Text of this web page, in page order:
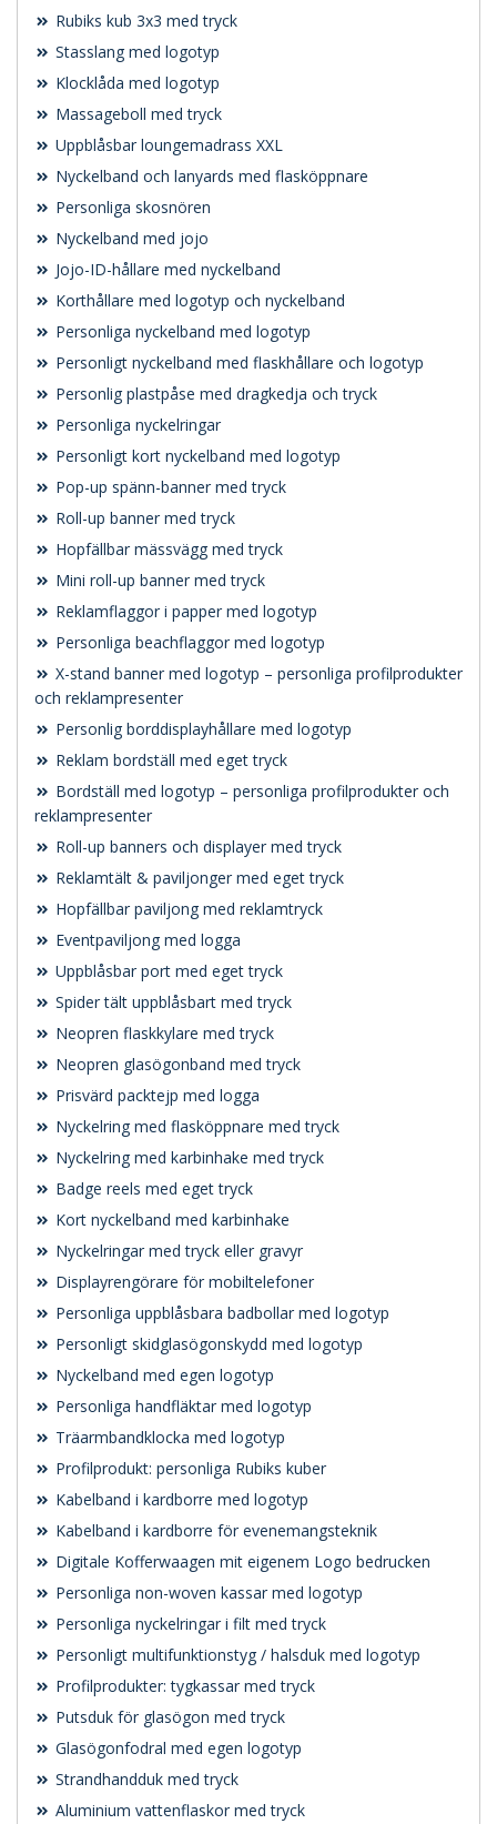
Rubiks kub 3x3 med tryck
Stasslang med logotyp
Klocklåda med logotyp
Massageboll med tryck
Uppblåsbar loungemadrass XXL
Nyckelband och lanyards med flasköppnare
Personliga skosnören
Nyckelband med jojo
Jojo-ID-hållare med nyckelband
Korthållare med logotyp och nyckelband
Personliga nyckelband med logotyp
Personligt nyckelband med flaskhållare och logotyp
Personlig plastpåse med dragkedja och tryck
Personliga nyckelringar
Personligt kort nyckelband med logotyp
Pop-up spänn-banner med tryck
Roll-up banner med tryck
Hopfällbar mässvägg med tryck
Mini roll-up banner med tryck
Reklamflaggor i papper med logotyp
Personliga beachflaggor med logotyp
X-stand banner med logotyp – personliga profilprodukter
och reklampresenter
Personlig borddisplayhållare med logotyp
Reklam bordställ med eget tryck
Bordställ med logotyp – personliga profilprodukter och
reklampresenter
Roll-up banners och displayer med tryck
Reklamtält & paviljonger med eget tryck
Hopfällbar paviljong med reklamtryck
Eventpaviljong med logga
Uppblåsbar port med eget tryck
Spider tält uppblåsbart med tryck
Neopren flaskkylare med tryck
Neopren glasögonband med tryck
Prisvärd packtejp med logga
Nyckelring med flasköppnare med tryck
Nyckelring med karbinhake med tryck
Badge reels med eget tryck
Kort nyckelband med karbinhake
Nyckelringar med tryck eller gravyr
Displayrengörare för mobiltelefoner
Personliga uppblåsbara badbollar med logotyp
Personligt skidglasögonskydd med logotyp
Nyckelband med egen logotyp
Personliga handfläktar med logotyp
Träarmbandklocka med logotyp
Profilprodukt: personliga Rubiks kuber
Kabelband i kardborre med logotyp
Kabelband i kardborre för evenemangsteknik
Digitale Kofferwaagen mit eigenem Logo bedrucken
Personliga non-woven kassar med logotyp
Personliga nyckelringar i filt med tryck
Personligt multifunktionstyg / halsduk med logotyp
Profilprodukter: tygkassar med tryck
Putsduk för glasögon med tryck
Glasögonfodral med egen logotyp
Strandhandduk med tryck
Aluminium vattenflaskor med tryck